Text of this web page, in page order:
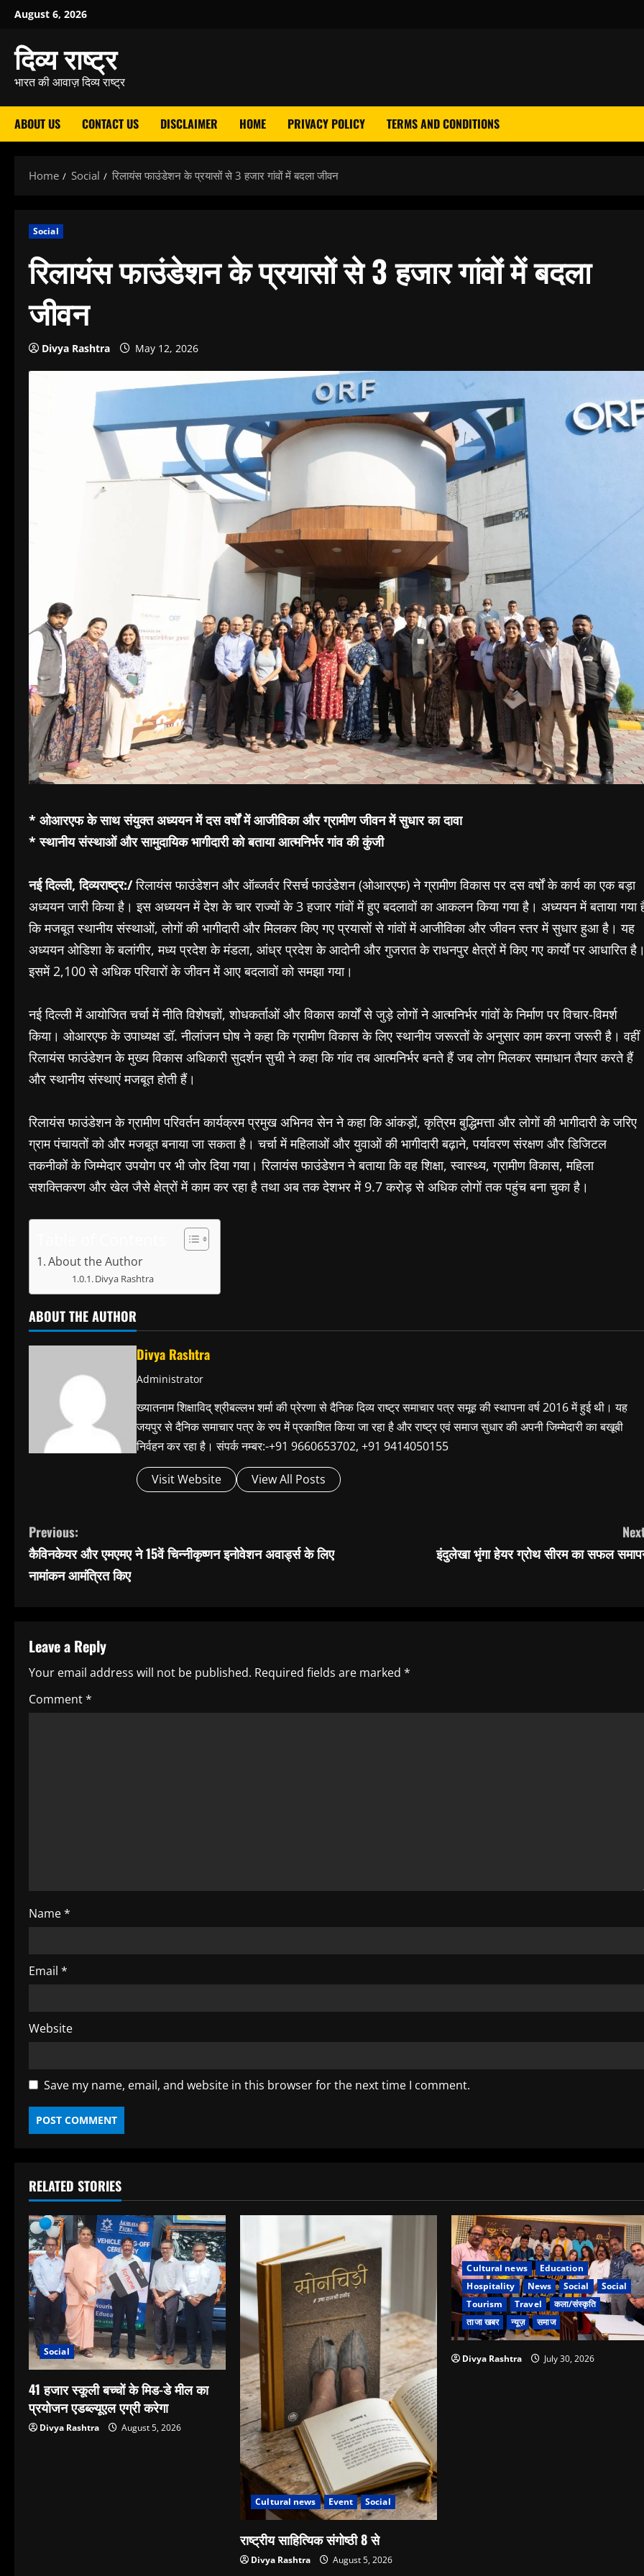
Skip
content
August 6, 2026
दिव्य राष्ट्र
भारत की आवाज़ दिव्य राष्ट्र
ABOUT US CONTACT US DISCLAIMER HOME PRIVACY POLICY TERMS AND CONDITIONS
Home Social रिलायंस फाउंडेशन के प्रयासों से 3 हजार गांवों में बदला जीवन
Social
रिलायंस फाउंडेशन के प्रयासों से 3 हजार गांवों में बदला
जीवन
Divya Rashtra May 12, 2026
* ओआरएफ के साथ संयुक्त अध्ययन में दस वर्षों में आजीविका और ग्रामीण जीवन में सुधार का दावा
* स्थानीय संस्थाओं और सामुदायिक भागीदारी को बताया आत्मनिर्भर गांव की कुंजी
नई दिल्ली, दिव्यराष्ट्र:/रिलायंस फाउंडेशन और ऑब्जर्वर रिसर्च फाउंडेशन (ओआरएफ) ने ग्रामीण विकास पर दस वर्षों के कार्य का एक बड़ा
अध्ययन जारी किया है। इस अध्ययन में देश के चार राज्यों के 3 हजार गांवों में हुए बदलावों का आकलन किया गया है। अध्ययन में बताया गया
कि मजबूत स्थानीय संस्थाओं, लोगों की भागीदारी और मिलकर किए गए प्रयासों से गांवों में आजीविका और जीवन स्तर में सुधार हुआ है। यह
अध्ययन ओडिशा के बलांगीर, मध्य प्रदेश के मंडला, आंध्र प्रदेश के आदोनी और गुजरात के राधनपुर क्षेत्रों में किए गए कार्यों पर आधारित
इसमें 2,100 से अधिक परिवारों के जीवन में आए बदलावों को समझा गया।
नई दिल्ली में आयोजित चर्चा में नीति विशेषज्ञों, शोधकर्ताओं और विकास कार्यों से जुड़े लोगों ने आत्मनिर्भर गांवों के निर्माण पर विचार-विमर्श
किया। ओआरएफ के उपाध्यक्ष डॉ. नीलांजन घोष ने कहा कि ग्रामीण विकास के लिए स्थानीय जरूरतों के अनुसार काम करना जरूरी है। वहीं
रिलायंस फाउंडेशन के मुख्य विकास अधिकारी सुदर्शन सुची ने कहा कि गांव तब आत्मनिर्भर बनते हैं जब लोग मिलकर समाधान तैयार करते हैं
और स्थानीय संस्थाएं मजबूत होती हैं।
रिलायंस फाउंडेशन के ग्रामीण परिवर्तन कार्यक्रम प्रमुख अभिनव सेन ने कहा कि आंकड़ों, कृत्रिम बुद्धिमत्ता और लोगों की भागीदारी के जरिए
ग्राम पंचायतों को और मजबूत बनाया जा सकता है। चर्चा में महिलाओं और युवाओं की भागीदारी बढ़ाने, पर्यावरण संरक्षण और डिजिटल
तकनीकों के जिम्मेदार उपयोग पर भी जोर दिया गया। रिलायंस फाउंडेशन ने बताया कि वह शिक्षा, स्वास्थ्य, ग्रामीण विकास, महिला
सशक्तिकरण और खेल जैसे क्षेत्रों में काम कर रहा है तथा अब तक देशभर में 9.7 करोड़ से अधिक लोगों तक पहुंच बना चुका है।
About the Author
Divya Rashtra
ABOUT THE AUTHOR
Divya Rashtra
Administrator
ख्यातनाम शिक्षाविद् श्रीबल्लभ शर्मा की प्रेरणा से दैनिक दिव्य राष्ट्र समाचार पत्र समूह की स्थापना वर्ष 2016 में हुई थी। यह
जयपुर से दैनिक समाचार पत्र के रुप में प्रकाशित किया जा रहा है और राष्ट्र एवं समाज सुधार की अपनी जिम्मेदारी का बखूबी
निर्वहन कर रहा है। संपर्क नम्बर:-+91 9660653702, +91 9414050155
Visit Website View All Posts
C
o
i
n
u
i
n
g
Previous:
कैविनकेयर और एमएमए ने 15वें चिन्नीकृष्णन इनोवेशन अवार्ड्स के लिए
नामांकन आमंत्रित किए
इंदुलेखा भृंगा हेयर ग्रोथ सीरम का सफल
Leave a Reply
Your email address will not be published. Required fields are marked *
Comment*
Name*
Email *
Website
Save my name, email, and website in this browser for the next time I comment.
RELATED STORIES
Social
41 हजार स्कूली बच्चों के मिड-डे मील का
प्रयोजन एडब्ल्यूएल एग्री करेगा
Divya Rashtra August 5, 2026
Cultural news Event Social
राष्ट्रीय साहित्यिक संगोष्ठी 8 से
Divya Rashtra August 5, 2026
Cultural news
Education
Hospitality
News Social
Social
Tourism
Travel
कला/संस्कृति
ताजा खबर
न्यूज़ समाज
Divya Rashtra July 30, 2026